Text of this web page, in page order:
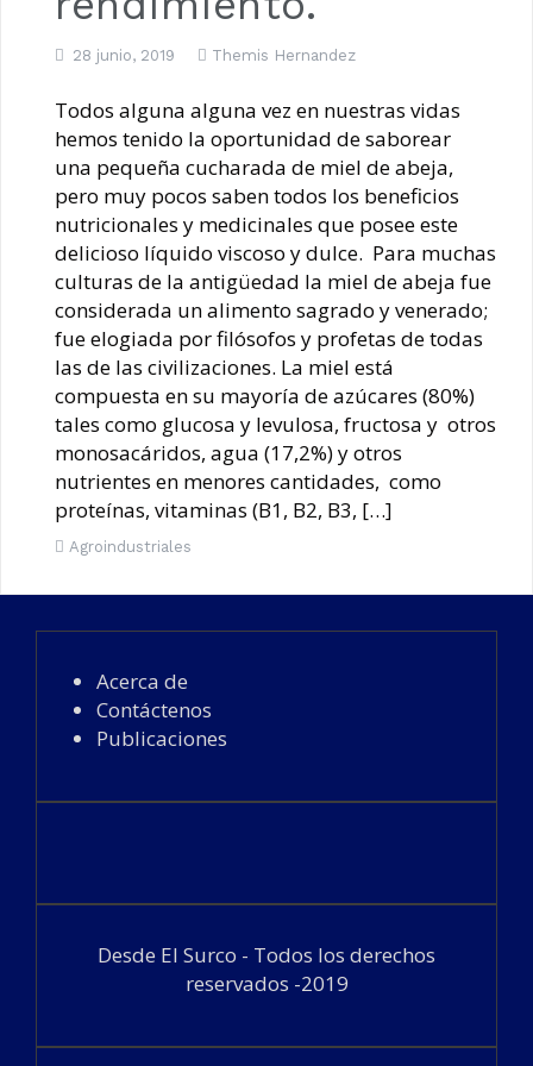
Recomendaciones Agrícolas según la fases lunares: del 15 al 21
de Julio de 2019
28 junio, 2019 Themis Hernandez
Todos alguna alguna vez en nuestras vidas
hemos tenido la oportunidad de saborear
una pequeña cucharada de miel de abeja,
pero muy pocos saben todos los beneficios
nutricionales y medicinales que posee este
delicioso líquido viscoso y dulce. Para muchas
culturas de la antigüedad la miel de abeja fue
considerada un alimento sagrado y venerado;
fue elogiada por filósofos y profetas de todas
las de las civilizaciones. La miel está
compuesta en su mayoría de azúcares (80%)
tales como glucosa y levulosa, fructosa y otros
monosacáridos, agua (17,2%) y otros
nutrientes en menores cantidades, como
proteínas, vitaminas (B1, B2, B3, […]
Agroindustriales
Acerca de
Contáctenos
Publicaciones
Desde El Surco - Todos los derechos
reservados -2019